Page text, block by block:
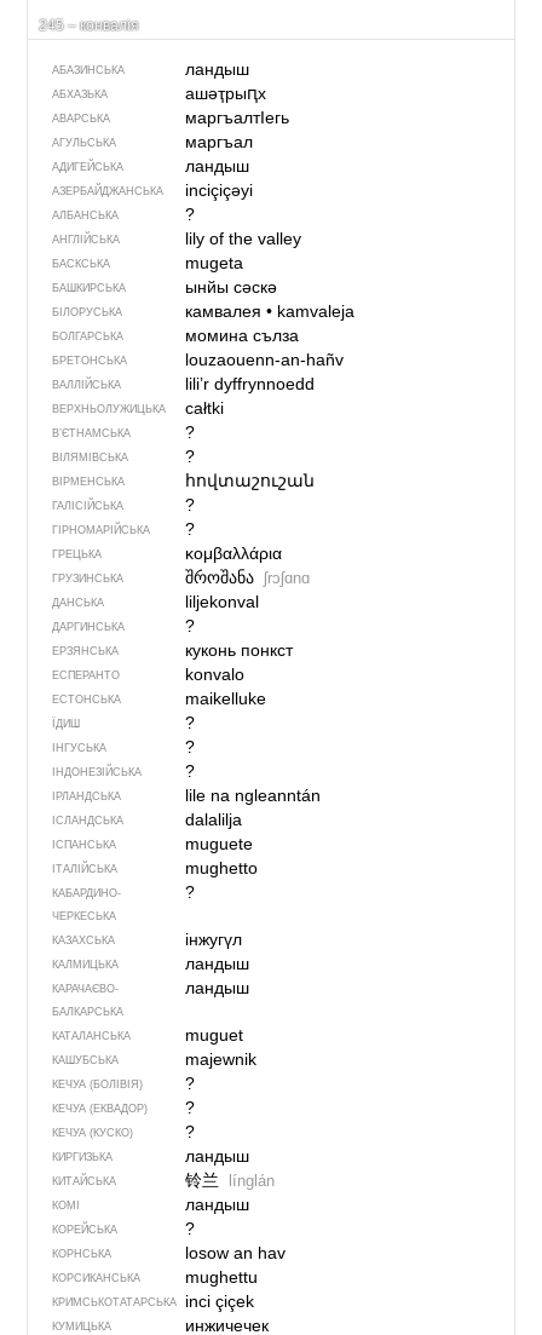
245 – конвалія
АБАЗИНСЬКА ландыш
АБХАЗЬКА ашәҭрыԥх
АВАРСЬКА маргъалтIегь
АГУЛЬСЬКА маргъал
АДИГЕЙСЬКА ландыш
АЗЕРБАЙДЖАНСЬКА inciçiçəyi
АЛБАНСЬКА ?
АНГЛІЙСЬКА lily of the valley
БАСКСЬКА mugeta
БАШКИРСЬКА ынйы сәскә
БІЛОРУСЬКА камвалея• kamvaleja
БОЛГАРСЬКА момина сълза
БРЕТОНСЬКА louzaouenn-an-hañv
ВАЛЛІЙСЬКА lili’r dyffrynnoedd
ВЕРХНЬОЛУЖИЦЬКА całtki
В’ЄТНАМСЬКА ?
ВІЛЯМІВСЬКА ?
ВІРМЕНСЬКА հովտաշուշան
ГАЛІСІЙСЬКА ?
ГІРНОМАРІЙСЬКА ?
ГРЕЦЬКА κομβαλλάρια
ГРУЗИНСЬКА შროშანა ʃrɔʃɑnɑ
ДАНСЬКА liljekonval
ДАРГИНСЬКА ?
ЕРЗЯНСЬКА куконь понкст
ЕСПЕРАНТО konvalo
ЕСТОНСЬКА maikelluke
ЇДИШ ?
ІНГУСЬКА ?
ІНДОНЕЗІЙСЬКА ?
ІРЛАНДСЬКА lile na ngleanntán
ІСЛАНДСЬКА dalalilja
ІСПАНСЬКА muguete
ІТАЛІЙСЬКА mughetto
КАБАРДИНО-
ЧЕРКЕСЬКА
?
КАЗАХСЬКА інжугүл
КАЛМИЦЬКА ландыш
КАРАЧАЄВО-
БАЛКАРСЬКА
ландыш
КАТАЛАНСЬКА muguet
КАШУБСЬКА majewnik
КЕЧУА (БОЛІВІЯ) ?
КЕЧУА (ЕКВАДОР) ?
КЕЧУА (КУСКО) ?
КИРГИЗЬКА ландыш
КИТАЙСЬКА 铃兰 línglán
КОМІ ландыш
КОРЕЙСЬКА ?
КОРНСЬКА losow an hav
КОРСИКАНСЬКА mughettu
КРИМСЬКОТАТАРСЬКА inci çiçek
КУМИЦЬКА инжичечек